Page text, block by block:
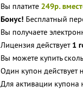
Вы платите 249р.
Бонус! Бесплатный
Вы получаете
Лицензия действует 1
Вы можете купить
Один купон действует
Для активации